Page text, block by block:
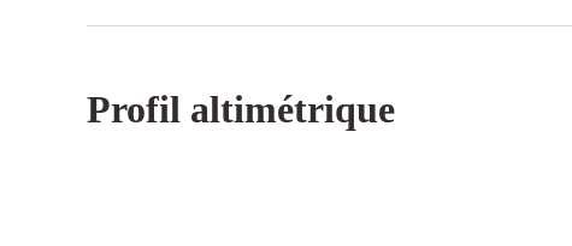
Profil altimétrique